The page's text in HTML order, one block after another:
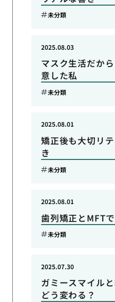
未分類
マスク生活だか
意した私
2025.08.03
未分類
矯正後も大切リ
き
2025.08.01
未分類
歯列矯正とMFT
2025.08.01
未分類
ガミースマイル
どう変わる？
2025.07.30